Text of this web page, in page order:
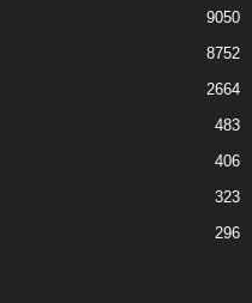
9050
8752
2664
483
406
323
296